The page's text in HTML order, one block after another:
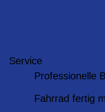
Service
Professionelle
Fahrrad fertig